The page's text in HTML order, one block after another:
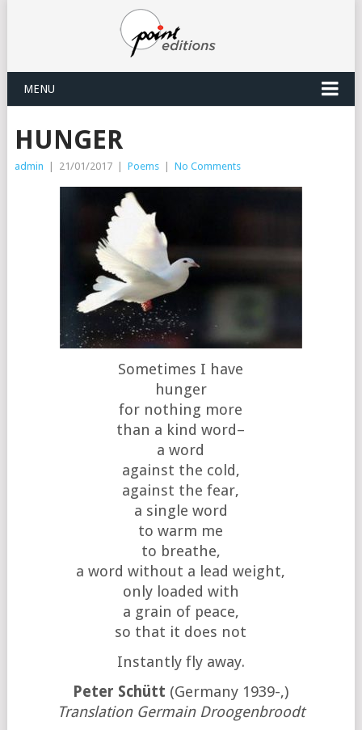
MENU
HUNGER
admin 21/01/2017 Poems No Comments
Sometimes I have
hunger
for nothing more
than a kind word–
a word
against the cold,
against the fear,
a single word
to warm me
to breathe,
a word without a lead weight,
only loaded with
a grain of peace,
so that it does not
Instantly fly away.
Peter Schütt (Germany 1939-,)
Translation Germain Droogenbroodt